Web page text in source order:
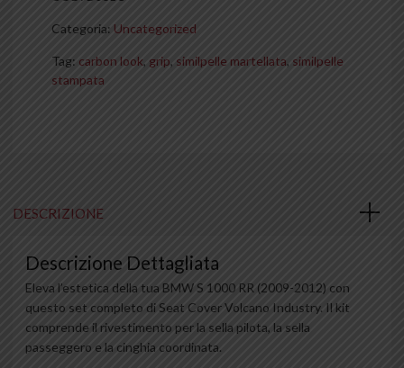
Categoria: Uncategorized
Tag: carbon look, grip, similpelle martellata, similpelle
stampata
DESCRIZIONE
Descrizione Dettagliata
Eleva l’estetica della tua BMW S 1000 RR (2009-2012) con
questo set completo di Seat Cover Volcano Industry. Il kit
comprende il rivestimento per la sella pilota, la sella
passeggero e la cinghia coordinata.